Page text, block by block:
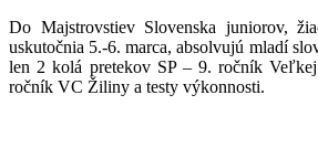
Do Majstrovstiev Slovenska juniorov,
uskutočnia 5.-6. marca, absolvujú mladí
len 2 kolá pretekov SP – 9. ročník
ročník VC Žiliny a testy výkonnosti.